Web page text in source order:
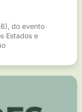
do evento
Estados e